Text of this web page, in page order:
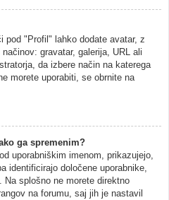
pod "Profil" lahko dodate avatar, z
gravatar, galerija, URL ali
da izbere način na katerega
morete uporabiti, se obrnite na
ga spremenim?
uporabniškim imenom, prikazujejo,
identificirajo določene uporabnike,
Na splošno ne morete direktno
na forumu, saj jih je nastavil